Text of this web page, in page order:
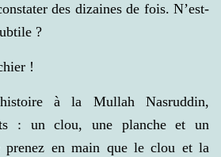
des dizaines de fois. N’est-
?
!
à la Mullah Nasruddin,
: un clou, une planche et un
prenez en main que le clou et la